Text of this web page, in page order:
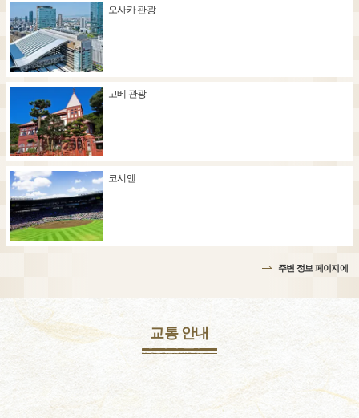
오사카 관광
고베 관광
코시엔
주변 정보 페이지에
교통 안내